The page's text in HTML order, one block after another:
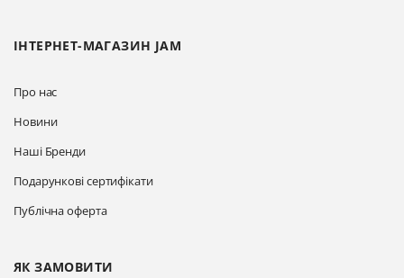
ІНТЕРНЕТ-МАГАЗИН JAM
Про нас
Новини
Наші Бренди
Подарункові сертифікати
Публічна оферта
ЯК ЗАМОВИТИ